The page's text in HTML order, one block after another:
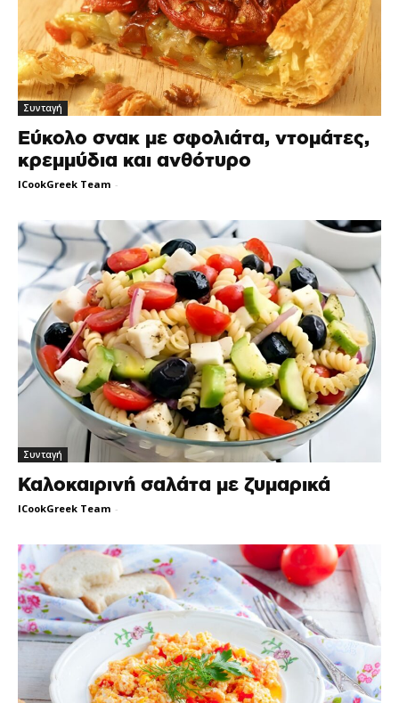
Συνταγή
Εύκολο σνακ με σφολιάτα, ντομάτες,
κρεμμύδια και ανθότυρο
ICookGreek Team -
Συνταγή
Καλοκαιρινή σαλάτα με ζυμαρικά
ICookGreek Team -